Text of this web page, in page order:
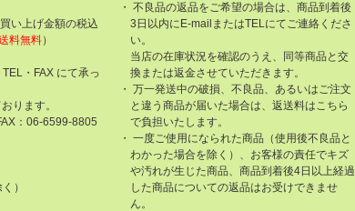
い上げ金額の税込
料無料）
TEL・FAX にて承っ
ります。
：06-6599-8805
）
・ 不良品の返品をご希望の場合は、商品到着後
3日以内にE-mailまたはTELにてご連絡くださ
い。
当店の在庫状況を確認のうえ、同等商品と交
換または返金させていただきます。
・ 万一発送中の破損、不良品、あるいはご注文
と違う商品が届いた場合は、返送料はこちら
で負担いたします。
・ 一度ご使用になられた商品（使用後不良品と
わかった場合を除く）、お客様の責任でキズ
や汚れが生じた商品、商品到着後4日以上経過
した商品についての返品はお受けできませ
ん。